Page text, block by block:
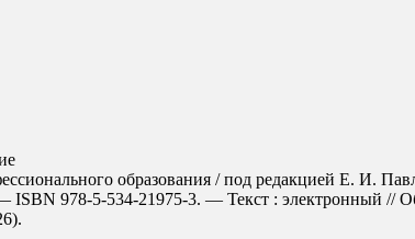
образования / под редакцией Е. И.
978-5-534-21975-3. — Текст : электронный //